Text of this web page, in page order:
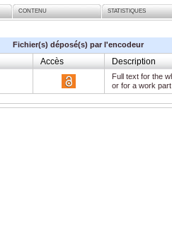
CONTENU STATISTIQUES
Fichier(s) déposé(s) par l'encodeur
Accès Description
Full text for the
or for a work part